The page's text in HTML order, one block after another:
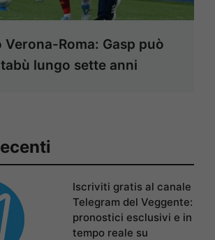
Roma: Gasp può
lungo sette anni
Iscriviti gratis al canale
Telegram del Veggente:
pronostici esclusivi e in
tempo reale su